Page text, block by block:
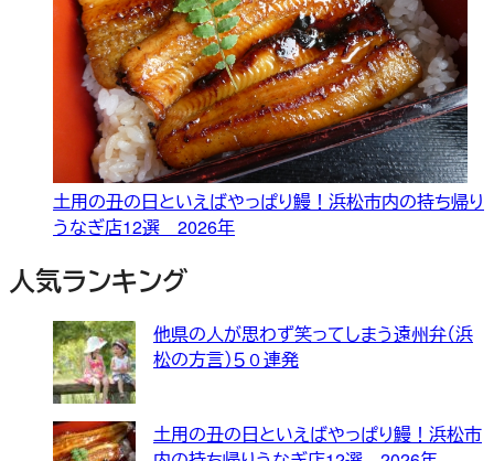
土用の丑の日といえばやっぱり鰻！浜松市内の持ち帰り
うなぎ店12選 2026年
人気ランキング
他県の人が思わず笑ってしまう遠州弁（浜
松の方言）５０連発
土用の丑の日といえばやっぱり鰻！浜松市